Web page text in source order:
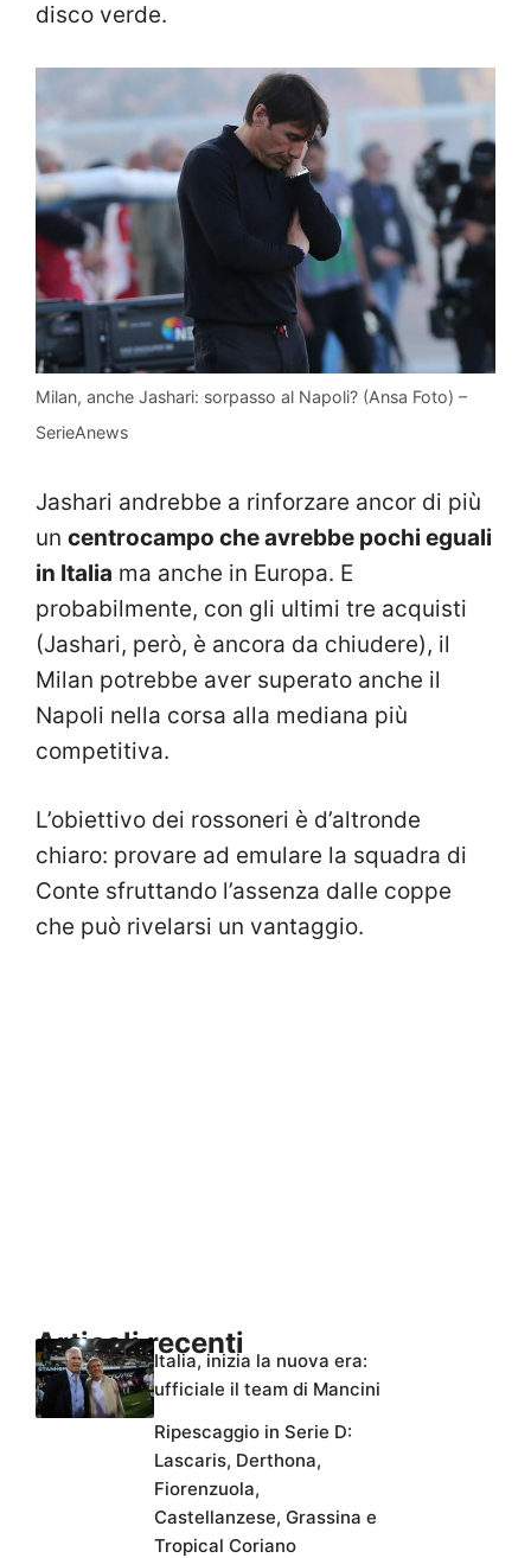
disco verde.
Milan, anche Jashari: sorpasso al Napoli? (Ansa Foto) –
SerieAnews
Jashari andrebbe a rinforzare ancor di più
un centrocampo che avrebbe pochi eguali
in Italia ma anche in Europa. E
probabilmente, con gli ultimi tre acquisti
(Jashari, però, è ancora da chiudere), il
Milan potrebbe aver superato anche il
Napoli nella corsa alla mediana più
competitiva.
L’obiettivo dei rossoneri è d’altronde
chiaro: provare ad emulare la squadra di
Conte sfruttando l’assenza dalle coppe
che può rivelarsi un vantaggio.
Articoli recenti
Italia, inizia la nuova era:
ufficiale il team di Mancini
Ripescaggio in Serie D:
Lascaris, Derthona,
Fiorenzuola,
Castellanzese, Grassina e
Tropical Coriano